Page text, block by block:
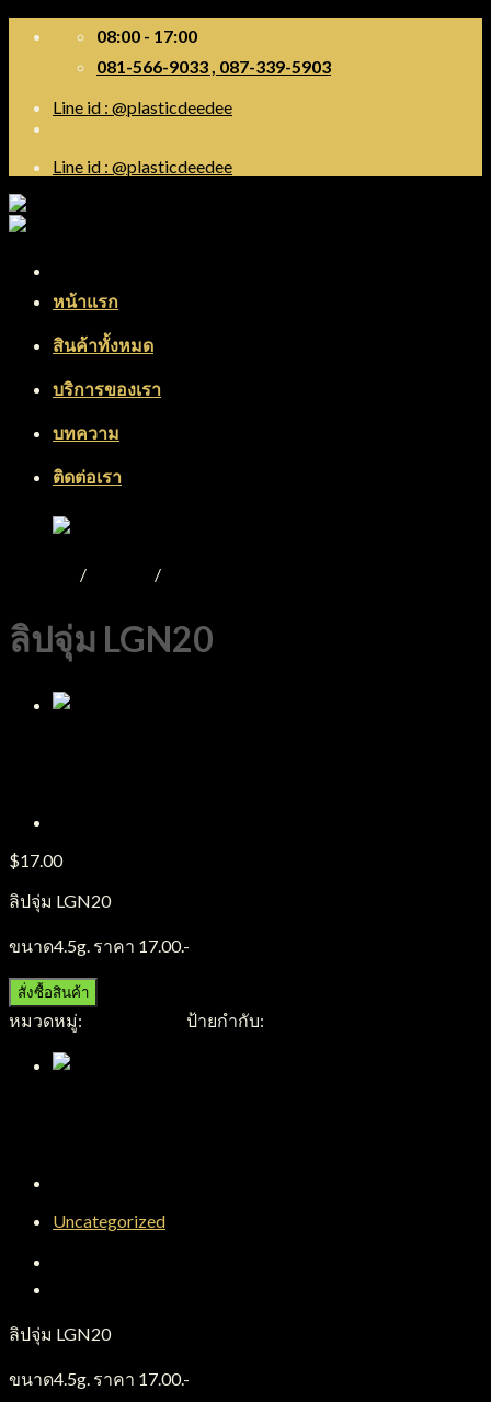
08:00 - 17:00
081-566-9033 , 087-339-5903
Line id : @plasticdeedee
Line id : @plasticdeedee
หน้าแรก
สินค้าทั้งหมด
บริการของเรา
บทความ
ติดต่อเรา
/ /
ลิปจุ่ม LGN20
$17.00
ลิปจุ่ม LGN20
ขนาด4.5g. ราคา 17.00.-
สั่งซื้อสินค้า
หมวดหมู่: ป้ายกำกับ:
Uncategorized
ลิปจุ่ม LGN20
ขนาด4.5g. ราคา 17.00.-